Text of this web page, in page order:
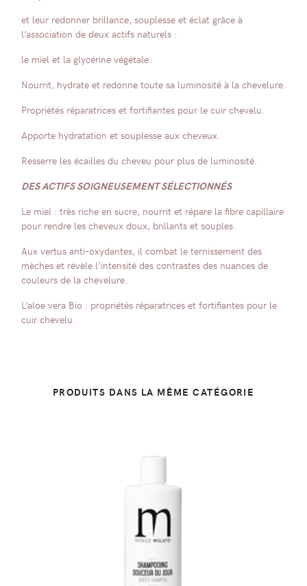
et leur redonner brillance, souplesse et éclat grâce à
l’association de deux actifs naturels :
le miel et la glycérine végétale.
Nourrit, hydrate et redonne toute sa luminosité à la chevelure.
Propriétés réparatrices et fortifiantes pour le cuir chevelu.
Apporte hydratation et souplesse aux cheveux.
Resserre les écailles du cheveu pour plus de luminosité.
DES ACTIFS SOIGNEUSEMENT SÉLECTIONNÉS
Le miel : très riche en sucre, nourrit et répare la fibre capillaire
pour rendre les cheveux doux, brillants et souples.
Aux vertus anti-oxydantes, il combat le ternissement des
mèches et révèle l’intensité des contrastes des nuances de
couleurs de la chevelure.
L’aloe vera Bio : propriétés réparatrices et fortifiantes pour le
cuir chevelu.
PRODUITS DANS LA MÊME CATÉGORIE
DÉTAILS